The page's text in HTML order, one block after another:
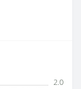
2.0